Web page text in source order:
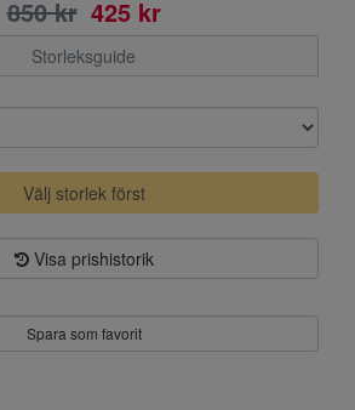
850 kr 425 kr
Storleksguide
Välj storlek först
Visa prishistorik
Spara som favorit